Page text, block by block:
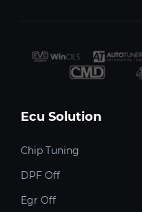
Ecu Solution
Chip Tuning
DPF Off
Egr Off